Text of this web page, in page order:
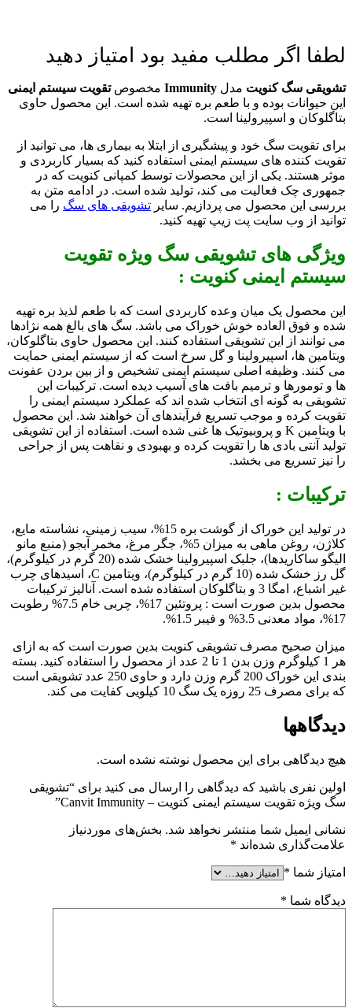
لطفا اگر مطلب مفید بود امتیاز دهید
تشویقی سگ کنویت مدل Immunity مخصوصتقویت سیستم ایمنی
این حیوانات بوده و با طعم بره تهیه شده است. این محصول حاوی
بتاگلوکان و اسپیرولینا است.
برای تقویت سگ خود و پیشگیری از ابتلا به بیماری ها، می توانید از
تقویت کننده های سیستم ایمنی استفاده کنید که بسیار کاربردی و
موثر هستند. یکی از این محصولات توسط کمپانی کنویت که در
جمهوری چک فعالیت می کند، تولید شده است. در ادامه متن به
بررسی این محصول می پردازیم. سایر تشویقی های سگ را می
توانید از وب سایت پت زیپ تهیه کنید.
ویژگی های تشویقی سگ ویژه تقویت
سیستم ایمنی کنویت :
این محصول یک میان وعده کاربردی است که با طعم لذیذ بره تهیه
شده و فوق العاده خوش خوراک می باشد. سگ های بالغ همه نژادها
می توانند از این تشویقی استفاده کنند. این محصول حاوی بتاگلوکان،
ویتامین ها، اسپیرولینا و گل سرخ است که از سیستم ایمنی حمایت
می کنند. وظیفه اصلی سیستم ایمنی تشخیص و از بین بردن عفونت
ها و تومورها و ترمیم بافت های آسیب دیده است. ترکیبات این
تشویقی به گونه ای انتخاب شده اند که عملکرد سیستم ایمنی را
تقویت کرده و موجب تسریع فرآیندهای آن خواهند شد. این محصول
با ویتامین K و پروبیوتیک ها غنی شده است. استفاده از این تشویقی
تولید آنتی بادی ها را تقویت کرده و بهبودی و نقاهت پس از جراحی
را نیز تسریع می بخشد.
ترکیبات :
در تولید این خوراک از گوشت بره 15%، سیب زمینی، نشاسته مایع،
کلاژن، روغن ماهی به میزان 5%، جگر مرغ، مخمر آبجو (منبع مانو
الیگو ساکاریدها)، جلبک اسپیرولینا خشک شده (20 گرم در کیلوگرم)،
گل رز خشک شده (10 گرم در کیلوگرم)، ویتامین C، اسیدهای چرب
غیر اشباع، امگا 3 و بتاگلوکان استفاده شده است. آنالیز ترکیبات
محصول بدین صورت است : پروتئین 17%، چربی خام 7.5% رطوبت
17%، مواد معدنی 3.5% و فیبر 1.5%.
میزان صحیح مصرف تشویقی کنویت بدین صورت است که به ازای
هر 1 کیلوگرم وزن بدن 1 تا 2 عدد از محصول را استفاده کنید. بسته
بندی این خوراک 200 گرم وزن دارد و حاوی 250 عدد تشویقی است
که برای مصرف 25 روزه یک سگ 10 کیلویی کفایت می کند.
دیدگاهها
هیچ دیدگاهی برای این محصول نوشته نشده است.
اولین نفری باشید که دیدگاهی را ارسال می کنید برای “تشویقی
سگ ویژه تقویت سیستم ایمنی کنویت – Canvit Immunity”
نشانی ایمیل شما منتشر نخواهد شد. بخش‌های موردنیاز
علامت‌گذاری شده‌اند *
امتیاز شما *
دیدگاه شما *